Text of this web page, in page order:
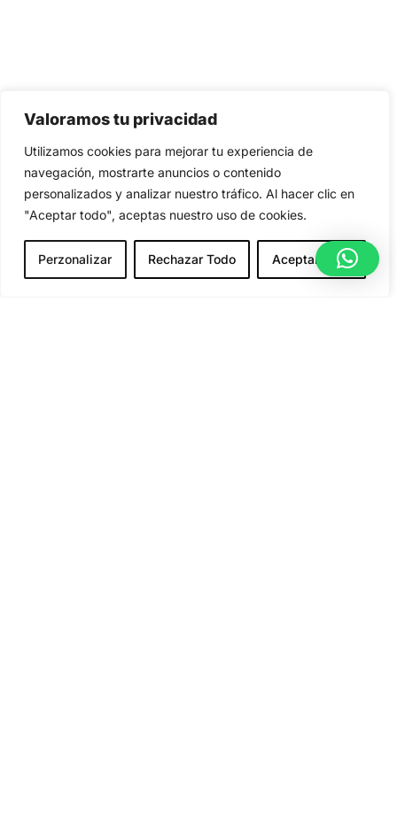
Valoramos tu privacidad
Utilizamos cookies para mejorar tu experiencia de
navegación, mostrarte anuncios o contenido
personalizados y analizar nuestro tráfico. Al hacer clic en
"Aceptar todo", aceptas nuestro uso de cookies.
Perzonalizar Rechazar Todo Aceptar Todo